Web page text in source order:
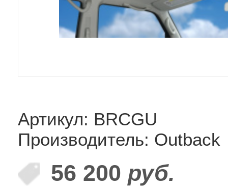
Артикул: BRCGU
Производитель: Outback
56 200 руб.